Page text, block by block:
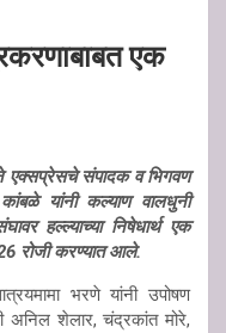
एक
एक्सप्रेसचे संपादक व भिगवण
कांबळे यांनी कल्याण वालधुनी
हल्ल्याच्या निषेधार्थ एक
रोजी करण्यात आले.
भरणे यांनी उपोषण
अनिल शेलार, चंद्रकांत मोरे,